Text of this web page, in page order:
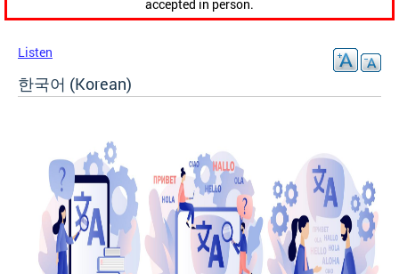
accepted in person.
Listen
한국어 (Korean)